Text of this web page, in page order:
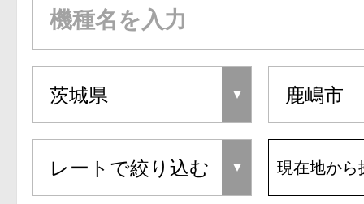
現在地から